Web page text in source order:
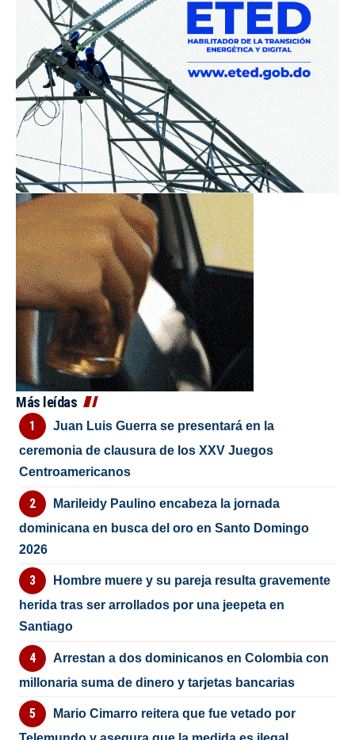
Más leídas
Juan Luis Guerra se presentará en la
ceremonia de clausura de los XXV Juegos
Centroamericanos
Marileidy Paulino encabeza la jornada
dominicana en busca del oro en Santo Domingo
2026
Hombre muere y su pareja resulta gravemente
herida tras ser arrollados por una jeepeta en
Santiago
Arrestan a dos dominicanos en Colombia con
millonaria suma de dinero y tarjetas bancarias
Mario Cimarro reitera que fue vetado por